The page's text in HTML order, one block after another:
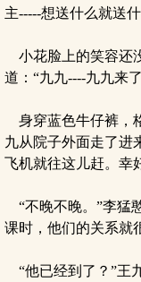
主-----想送什么就送
小花脸上的笑容还
道：“九九----九九来
身穿蓝色牛仔裤，
九从院子外面走了进
飞机就往这儿赶。幸
“不晚不晚。”李猛
课时，他们的关系就
“他已经到了？”王